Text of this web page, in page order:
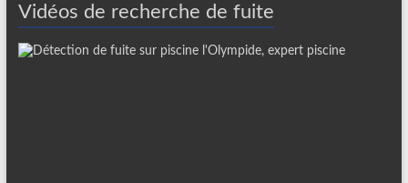
Vidéos de recherche de fuite